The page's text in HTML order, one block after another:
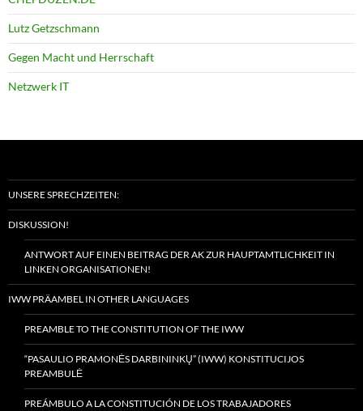
Lutz Getzschmann
Gegen Macht und Herrschaft
Netzwerk IT
UNSERE SPRECHZEITEN:
DISKUSSION!
ANTWORT AUF EINEN BEITRAG DER AK ZUR HAUPTAMTLICHKEIT IN
LINKEN ORGANISATIONEN!
IWW PRÄAMBEL IN OTHER LANGUAGES
PREAMBLE TO THE CONSTITUTION OF THE IWW
“PASAULIO PRAMONĖS DARBININKŲ” (IWW) KONSTITUCIJOS
PREAMBULĖ
PREÁMBULO A LA CONSTITUCIÓN DE LOS TRABAJADORES